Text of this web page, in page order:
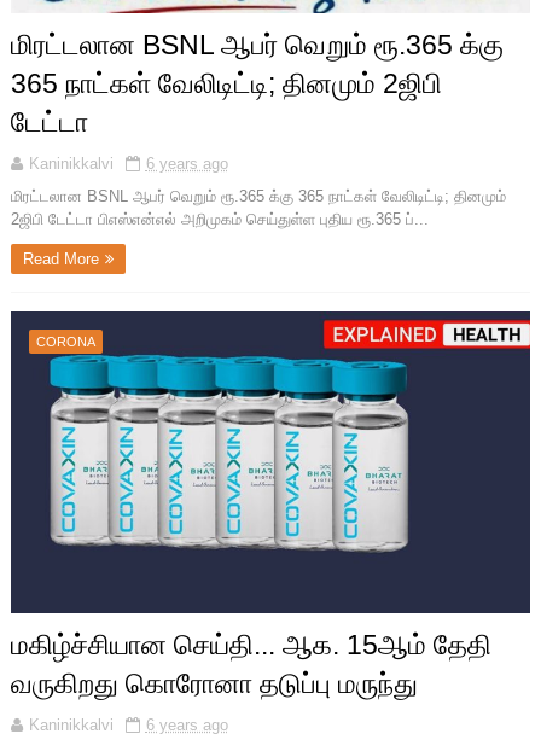
மிரட்டலான BSNL ஆபர் வெறும் ரூ.365 க்கு
365 நாட்கள் வேலிடிட்டி; தினமும் 2ஜிபி
டேட்டா
Kaninikkalvi
6 years ago
மிரட்டலான BSNL ஆபர் வெறும் ரூ.365 க்கு 365 நாட்கள் வேலிடிட்டி; தினமும்
2ஜிபி டேட்டா பிஎஸ்என்எல் அறிமுகம் செய்துள்ள புதிய ரூ.365 ப்...
Read More
CORONA
மகிழ்ச்சியான செய்தி... ஆக. 15ஆம் தேதி
வருகிறது கொரோனா தடுப்பு மருந்து
Kaninikkalvi
6 years ago